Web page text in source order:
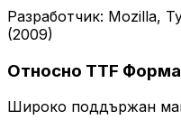
Разработчик: Mozilla,
(2009)
Относно TTF
Широко поддържан